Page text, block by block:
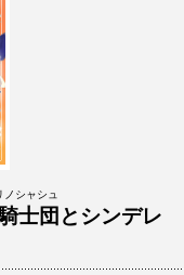
シャシュ
士団とシンデレ